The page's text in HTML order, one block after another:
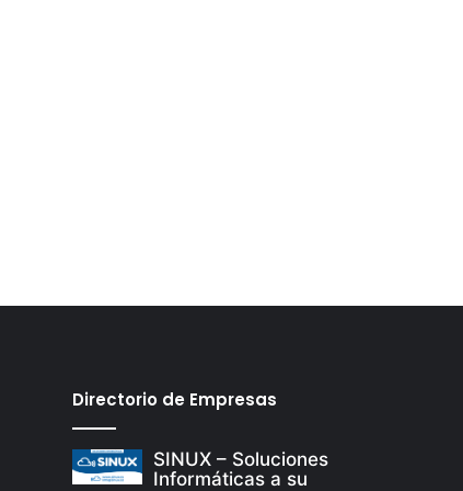
Directorio de Empresas
SINUX – Soluciones
Informáticas a su